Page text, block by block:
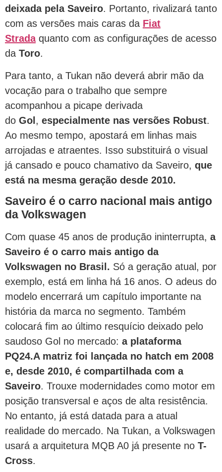
deixada pela Saveiro. Portanto, rivalizará tanto
com as versões mais caras da Fiat
Strada quanto com as configurações de acesso
da Toro.
Para tanto, a Tukan não deverá abrir mão da
vocação para o trabalho que sempre
acompanhou a picape derivada
do Gol , especialmente nas versões Robust.
Ao mesmo tempo, apostará em linhas mais
arrojadas e atraentes. Isso substituirá o visual
já cansado e pouco chamativo da Saveiro, que
está na mesma geração desde 2010.
Saveiro é o carro nacional mais antigo
da Volkswagen
Com quase 45 anos de produção ininterrupta, a
Saveiro é o carro mais antigo da
Volkswagen no Brasil. Só a geração atual, por
exemplo, está em linha há 16 anos. O adeus do
modelo encerrará um capítulo importante na
história da marca no segmento. Também
colocará fim ao último resquício deixado pelo
saudoso Gol no mercado: a plataforma
PQ24.A matriz foi lançada no hatch em 2008
e, desde 2010, é compartilhada com a
Saveiro. Trouxe modernidades como motor em
posição transversal e aços de alta resistência.
No entanto, já está datada para a atual
realidade do mercado. Na Tukan, a Volkswagen
usará a arquitetura MQB A0 já presente no T-
Cross.